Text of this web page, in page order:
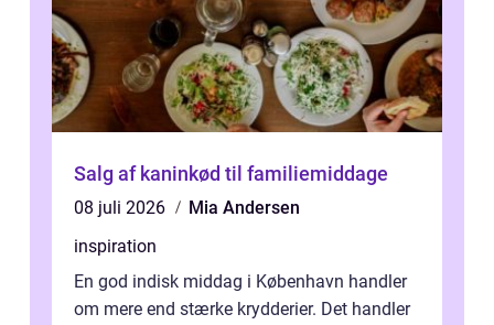
Salg af kaninkød til familiemiddage
08 juli 2026
Mia Andersen
inspiration
En god indisk middag i København handler
om mere end stærke krydderier. Det handler